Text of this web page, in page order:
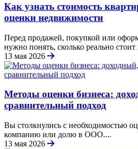
Как узнать стоимость
оценки недвижимости
Перед продажей, покупкой или
нужно понять, сколько реально стоит
13 мая 2026
Методы оценки бизнеса:
сравнительный подход
Вы столкнулись с необходимостью
компанию или долю в ООО....
13 мая 2026